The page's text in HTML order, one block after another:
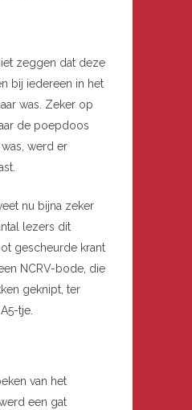
zeggen dat deze
bij iedereen in het
was. Zeker op
de poepdoos
werd er
nu bijna zeker
lezers dit
gescheurde krant
NCRV-bode, die
geknipt, ter
tje.
van het
een gat